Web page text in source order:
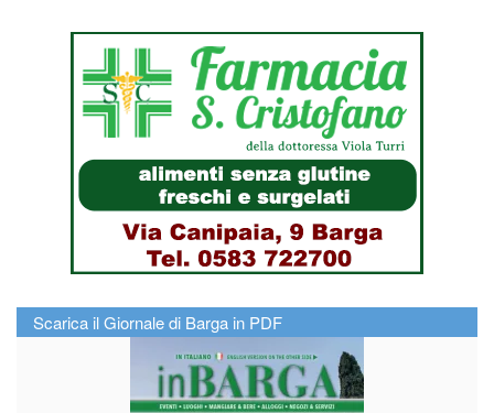
Scarica il Giornale di Barga in PDF